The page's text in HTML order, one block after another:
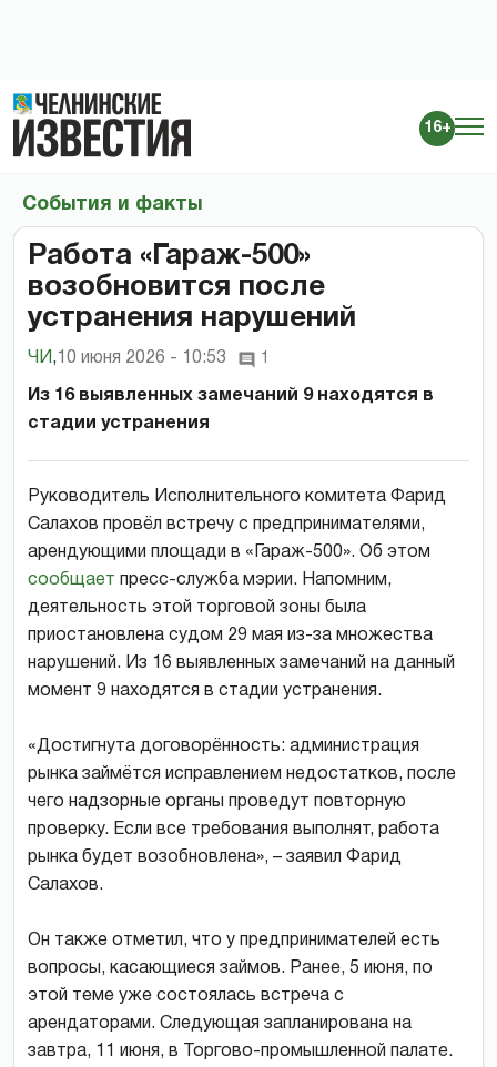
16+
События и факты
Работа «Гараж-500»
возобновится после
устранения нарушений
ЧИ , 10 июня 2026 - 10:53 1
Из 16 выявленных замечаний 9 находятся в
стадии устранения
Руководитель Исполнительного комитета Фарид
Салахов провёл встречу с предпринимателями,
арендующими площади в «Гараж-500». Об этом
сообщает пресс-служба мэрии. Напомним,
деятельность этой торговой зоны была
приостановлена судом 29 мая из-за множества
нарушений. Из 16 выявленных замечаний на данный
момент 9 находятся в стадии устранения.
«Достигнута договорённость: администрация
рынка займётся исправлением недостатков, после
чего надзорные органы проведут повторную
проверку. Если все требования выполнят, работа
рынка будет возобновлена», – заявил Фарид
Салахов.
Он также отметил, что у предпринимателей есть
вопросы, касающиеся займов. Ранее, 5 июня, по
этой теме уже состоялась встреча с
арендаторами. Следующая запланирована на
завтра, 11 июня, в Торгово-промышленной палате.